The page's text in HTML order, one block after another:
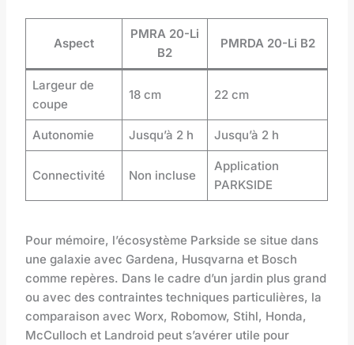
Aspect
PMRA 20-Li
B2
PMRDA 20-Li B2
Largeur de
coupe
18 cm 22 cm
Autonomie Jusqu’à 2 h Jusqu’à 2 h
Connectivité Non incluse
Application
PARKSIDE
Pour mémoire, l’écosystème Parkside se situe dans
une galaxie avec Gardena, Husqvarna et Bosch
comme repères. Dans le cadre d’un jardin plus grand
ou avec des contraintes techniques particulières, la
comparaison avec Worx, Robomow, Stihl, Honda,
McCulloch et Landroid peut s’avérer utile pour